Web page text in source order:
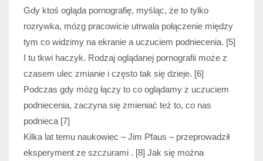
Gdy ktoś ogląda pornografię, myśląc, że to tylko
rozrywka, mózg pracowicie utrwala połączenie między
tym co widzimy na ekranie a uczuciem podniecenia. [5]
I tu tkwi haczyk. Rodzaj oglądanej pornografii może z
czasem ulec zmianie i często tak się dzieje. [6]
Podczas gdy mózg łączy to co oglądamy z uczuciem
podniecenia, zaczyna się zmieniać też to, co nas
podnieca [7]
Kilka lat temu naukowiec – Jim Pfaus – przeprowadził
eksperyment ze szczurami . [8] Jak się można